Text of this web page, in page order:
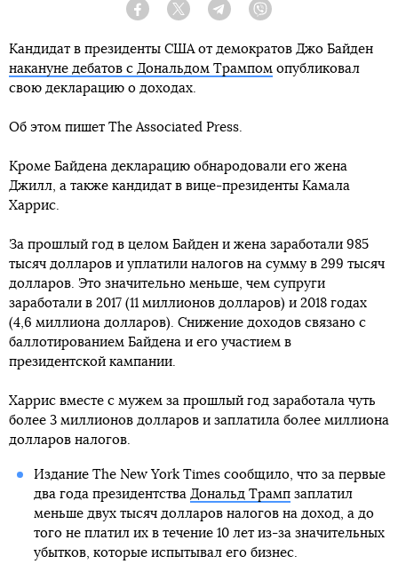
Facebook Twitter Telegram
Кандидат в президенты США от демократов Джо Байден
накануне дебатов с Дональдом Трампом опубликовал
свою декларацию о доходах.
Об этом пишет The Associated Press.
Кроме Байдена декларацию обнародовали его жена
Джилл, а также кандидат в вице-президенты Камала
Харрис.
За прошлый год в целом Байден и жена заработали 985
тысяч долларов и уплатили налогов на сумму в 299 тысяч
долларов. Это значительно меньше, чем супруги
заработали в 2017 (11 миллионов долларов) и 2018 годах
(4,6 миллиона долларов). Снижение доходов связано с
баллотированием Байдена и его участием в
президентской кампании.
Харрис вместе с мужем за прошлый год заработала чуть
более 3 миллионов долларов и заплатила более миллиона
долларов налогов.
Издание The New York Times сообщило, что за первые
два года президентства Дональд Трампзаплатил
меньше двух тысяч долларов налогов на доход, а до
того не платил их в течение 10 лет из-за значительных
убытков, которые испытывал его бизнес.